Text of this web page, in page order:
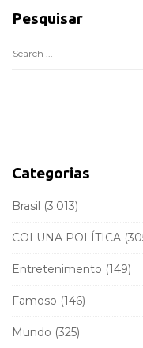
t
a
Pesquisar
S
f
r
Categorias
Brasil (3.013)
COLUNA POLÍTICA
Entretenimento (149)
Famoso (146)
Mundo (325)